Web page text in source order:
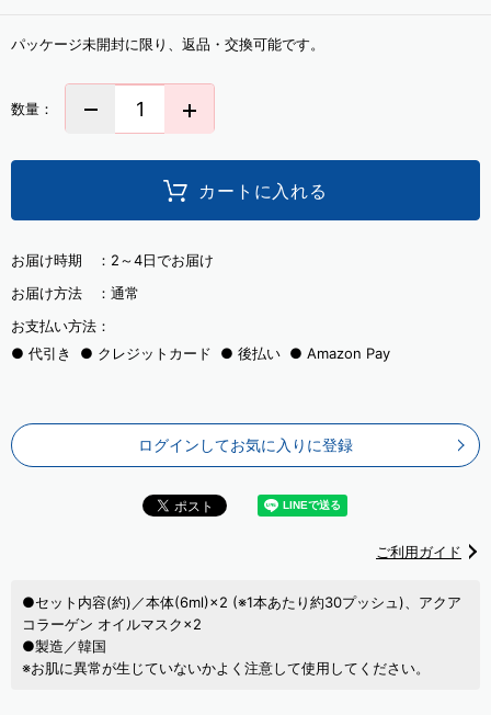
パッケージ未開封に限り、返品・交換可能です。
数量：
カートに入れる
お届け時期 ： 2～4日でお届け
お届け方法 ： 通常
お支払い方法：
代引き
クレジットカード 後払い Amazon Pay
ログインしてお気に入りに登録
ご利用ガイド
●セット内容(約)／本体(6ml)×2 (※1本あたり約30プッシュ)、アクア
コラーゲン オイルマスク×2
●製造／韓国
※お肌に異常が生じていないかよく注意して使用してください。